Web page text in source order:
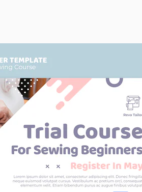
Produtos
Spaces
Assistente de IA
Gerador de
imagens
Conteúdo de stock
Documentação
Atendimento
Termos e
condições
Política de
privacidade